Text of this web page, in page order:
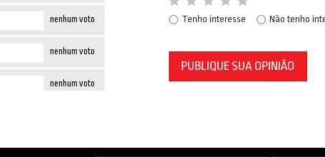
nenhum voto
nenhum voto
nenhum voto
Tenho interesse Não tenho
PUBLIQUE SUA OPINIÃO